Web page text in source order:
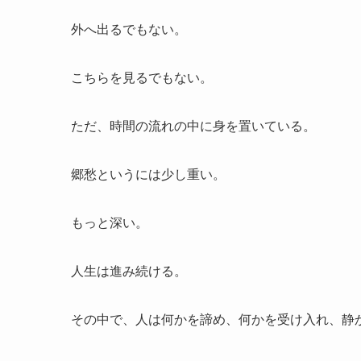
外へ出るでもない。
こちらを見るでもない。
ただ、時間の流れの中に身を置いている。
郷愁というには少し重い。
もっと深い。
人生は進み続ける。
その中で、人は何かを諦め、何かを受け入れ、静